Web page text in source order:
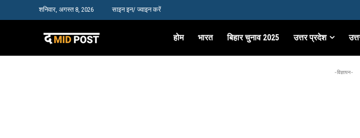
शनिवार, अगस्त 8, 2026 साइन इन/ ज्वाइन करें
होम भारत बिहार चुनाव 2025 उत्तर प्रदेश
-विज्ञापन-